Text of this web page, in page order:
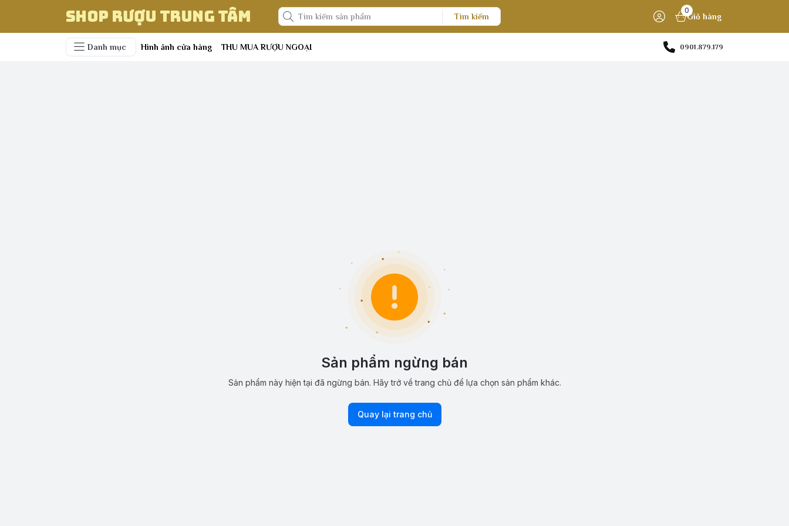
Shop Rượu Trung Tâm Tìm kiếm
0
Giỏ hàng
Danh mục Hình ảnh cửa hàng THU MUA RƯỢU NGOẠI 0901.879.179
Sản phẩm ngừng bán
Sản phẩm này hiện tại đã ngừng bán. Hãy trở về trang chủ để lựa chọn sản phẩm khác.
Quay lại trang chủ